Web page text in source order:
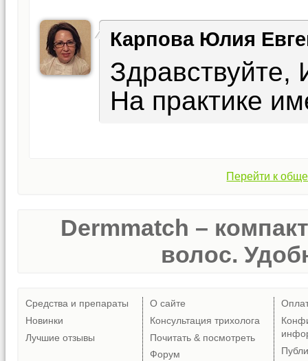
Карпова Юлия
На практике
Перейти к
Dermmatch –
волос.
Средства и препараты
Новинки
Лучшие отзывы
О сайте
Консультация трихолога
Почитать & посмотреть
Форум